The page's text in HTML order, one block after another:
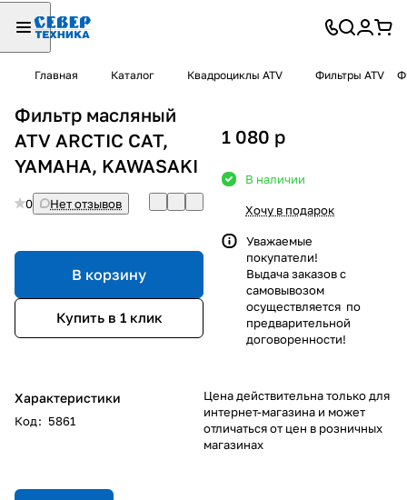
Главная Каталог Квадроциклы ATV Фильтры ATV
Фильтр масляный
ATV ARCTIC CAT,
YAMAHA, KAWASAKI
0 Нет отзывов
В корзину
Купить в 1 клик
Характеристики
Код: 5861
1 080 p
В наличии
Хочу в подарок
Уважаемые
покупатели!
Выдача заказов с
самовывозом
осуществляется по
предварительной
договоренности!
Цена действительна только для
интернет-магазина и может
отличаться от цен в розничных
магазинах